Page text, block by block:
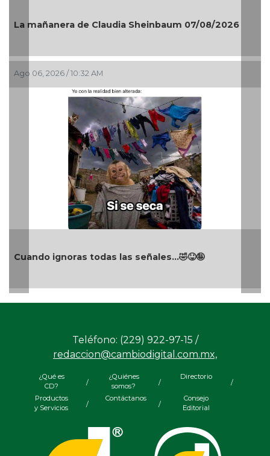
La mañanera de Claudia Sheinbaum 07/08/2026
Ago 06, 2026 / 10:32 AM
Cuando ignoras todas las señales…🤣😝🤪
Teléfono: (229) 922-97-15 /
redaccion@cambiodigital.com.mx,
¿Qué es
CD?
/
¿Quiénes
somos?
/
Directorio
/
Productos
y Servicios
/
Contáctanos
/
Consejo
Editorial